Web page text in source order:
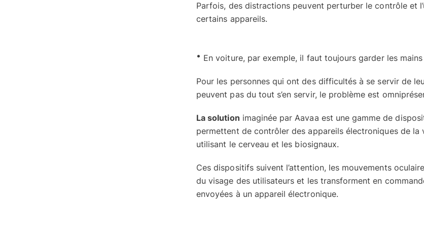
Parfois, des distractions peuvent perturber le contrôle et
certains appareils.
· En voiture, par exemple, il faut toujours garder les
Pour les personnes qui ont des difficultés à se servir de
peuvent pas du tout s’en servir, le problème est
La solution imaginée par Aavaa est une gamme de
permettent de contrôler des appareils électroniques de la
utilisant le cerveau et les biosignaux.
Ces dispositifs suivent l’attention, les mouvements
du visage des utilisateurs et les transforment en
envoyées à un appareil électronique.